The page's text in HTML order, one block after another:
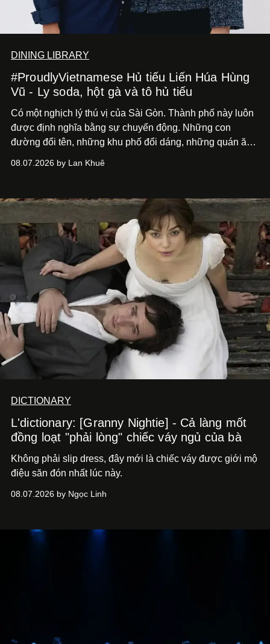
DINING LIBRARY
#ProudlyVietnamese Hủ tiếu Liến Húa Hùng
Vũ - Ly soda, hột gà và tô hủ tiếu
Có một nghịch lý thú vị của Sài Gòn. Thành phố này luôn
được định nghĩa bằng sự chuyển động. Những con
đường đổi tên, những khu phố đổi dáng, những quán ăn
nói về cái mới, về xu hướng tiếp theo, về những điều
08.07.2026 by Lan Khuê
DICTIONARY
L'dictionary: [Granny Nightie] - Cả làng mốt
đồng loạt "phải lòng" chiếc váy ngủ của bà
Không phải slip dress, đây mới là chiếc váy được giới mộ
điệu săn đón nhất lúc này.
08.07.2026 by Ngọc Linh